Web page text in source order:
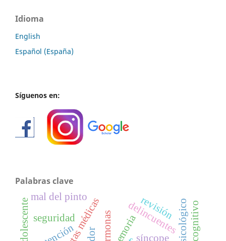
Idioma
English
Español (España)
Síguenos en:
Palabras clave
memoriadelincuentes
síncope
seguridad revisión
mal del pinto